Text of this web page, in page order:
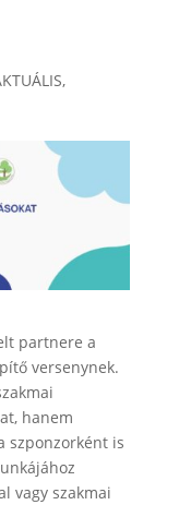
,
partnere a
versenynek.
hanem
szponzorként is
vagy szakmai